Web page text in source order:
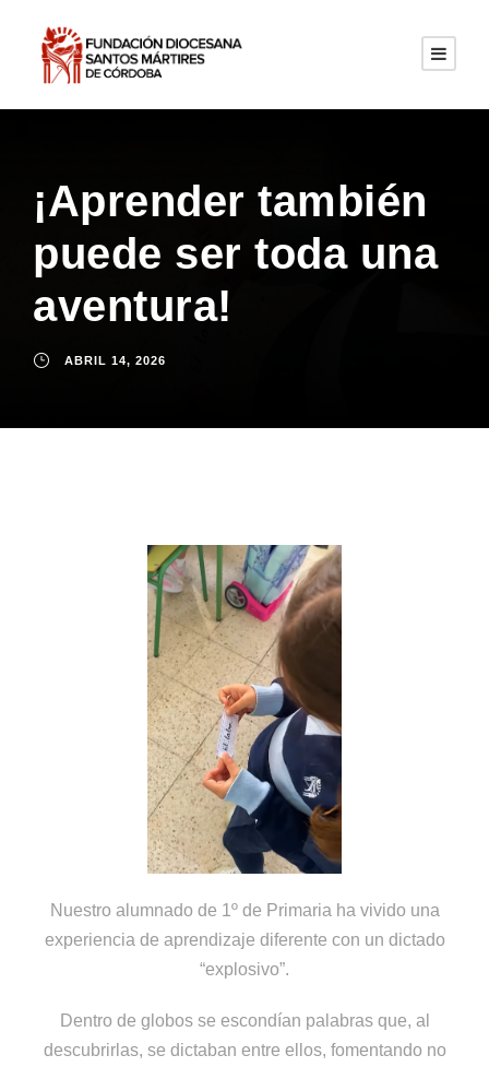
¡Aprender también
puede ser toda una
aventura!
ABRIL 14, 2026
Nuestro alumnado de 1º de Primaria ha vivido una
experiencia de aprendizaje diferente con un dictado
“explosivo”.
Dentro de globos se escondían palabras que, al
descubrirlas, se dictaban entre ellos, fomentando no